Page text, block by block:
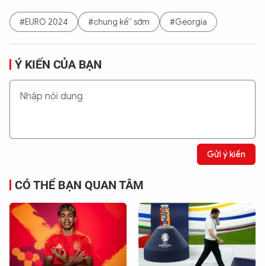
#EURO 2024 #chung kế” sớm #Georgia
Ý KIẾN CỦA BẠN
Gửi ý kiến
CÓ THỂ BẠN QUAN TÂM